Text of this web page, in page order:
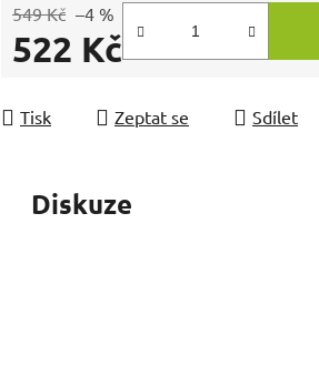
549 Kč –4 %
522 Kč
Tisk Zeptat se Sdílet
Diskuze